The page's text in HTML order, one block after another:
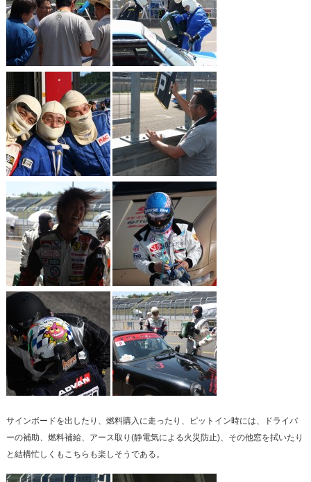
サインボードを出したり、燃料購入に走ったり、ピットイン時には、ドライバ
ーの補助、燃料補給、アース取り(静電気による火災防止)、その他窓を拭いたり
と結構忙しくもこちらも楽しそうである。